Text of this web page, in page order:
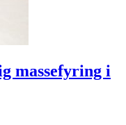
massefyring i